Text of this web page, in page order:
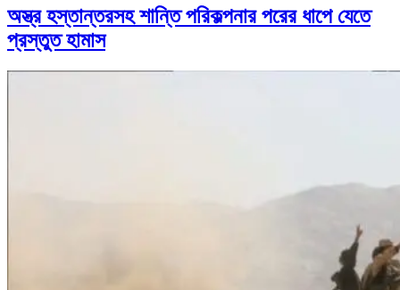
অস্ত্র হস্তান্তরসহ শান্তি পরিকল্পনার পরের ধাপে যেতে
প্রস্তুত হামাস